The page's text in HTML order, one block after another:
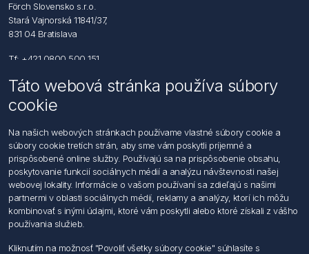
Förch Slovensko s.r.o.
Stará Vajnorská 11841/37,
831 04 Bratislava
Tf: +421 0800 500 151
Email: office@foerch.sk
Kontaktujte nás
Informácie
Imprint
Vyhlásenie k ochrane údajov
Všeobecné dodacie a obchodné podmienky
Obchodný zástupca
Môj účet
Táto webová stránka používa súbory
cookie
Na našich webových stránkach používame vlastné súbory cookie a
súbory cookie tretích strán, aby sme vám poskytli príjemné a
prispôsobené online služby. Používajú sa na prispôsobenie obsahu,
poskytovanie funkcií sociálnych médií a analýzu návštevnosti našej
webovej lokality. Informácie o vašom používaní sa zdieľajú s našimi
partnermi v oblasti sociálnych médií, reklamy a analýzy, ktorí ich môžu
kombinovať s inými údajmi, ktoré vám poskytli alebo ktoré získali z vášho
používania služieb.
Kliknutím na možnosť "Povoliť všetky súbory cookie" súhlasíte s